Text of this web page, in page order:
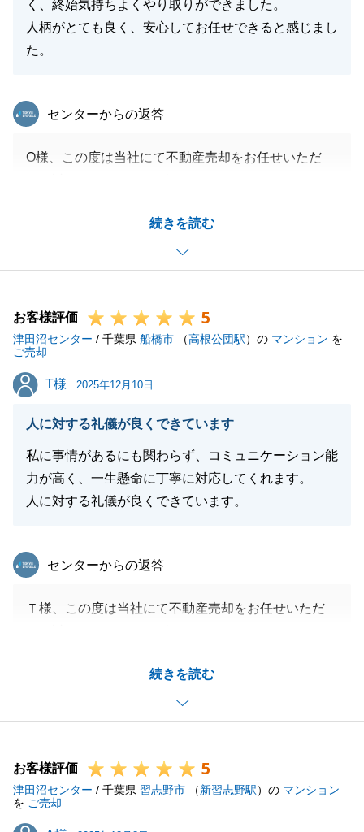
く、終始気持ちよくやり取りができました。
人柄がとても良く、安心してお任せできると感じまし
た。
続きを読む
東急リバブル
センターからの返答
O様、この度は当社にて不動産売却をお任せいただ
決済までにも、多少の紆余曲折は御座いましたが、無
事に決済を迎えることが出来、嬉しく思います。
ことでも構いませんのでご連絡いただければと存じま
す。
引き続きよろしくお願いいたします。
閉じる
お客様評価 5
津田沼センター / 千葉県 船橋市 （高根公団駅）の マンション を
ご売却
T様
T様 2025年12月10日
人に対する礼儀が良くできています
私に事情があるにも関わらず、コミュニケーション能
力が高く、一生懸命に丁寧に対応してくれます。
人に対する礼儀が良くできています。
続きを読む
東急リバブル
センターからの返答
Ｔ様、この度は当社にて不動産売却をお任せいただ
ども聞くことができ、私自身も成長できた期間だった
販売活動期間中もご不安な思いをさせてしまったこと
とができ、安心しております。
Ｔ様の今後のご多幸を心よりお祈りしております。
今後も何かございましたら、些細なことでも構いませ
お客様評価 5
津田沼センター / 千葉県 習志野市 （新習志野駅）の マンション
を ご売却
A様